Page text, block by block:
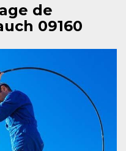
de
09160